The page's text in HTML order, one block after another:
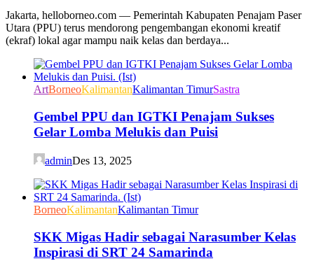
Jakarta, helloborneo.com — Pemerintah Kabupaten Penajam Paser
Utara (PPU) terus mendorong pengembangan ekonomi kreatif
(ekraf) lokal agar mampu naik kelas dan berdaya...
ArtBorneoKalimantanKalimantan TimurSastra
Gembel PPU dan IGTKI Penajam Sukses
Gelar Lomba Melukis dan Puisi
adminDes 13, 2025
BorneoKalimantanKalimantan Timur
SKK Migas Hadir sebagai Narasumber Kelas
Inspirasi di SRT 24 Samarinda